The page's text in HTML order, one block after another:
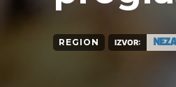
REGION IZVOR: